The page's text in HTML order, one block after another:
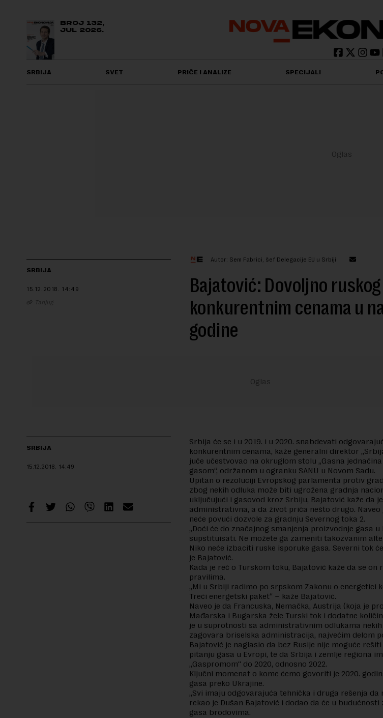
BROJ 132,
JUL 2026.
SRBIJA SVET PRIČE I ANALIZE SPECIJALI
SRBIJA
15.12.2018. 14:49
Tanjug
Autor: Sem Fabrici, šef Delegacije EU u Srbiji
Bajatović: Dovoljno ruskog
konkurentnim cenama u
godine
SRBIJA
15.12.2018. 14:49
Srbija će se i u 2019. i u 2020. snabdevati
konkurentnim cenama, kaže generalni direktor
juče učestvovao na okruglom stolu „Gasna
gasom“, održanom u ogranku SANU u Novom Sadu.
Upitan o rezoluciji Evropskog parlamenta protiv
zbog nekih odluka može biti ugrožena gradnja
uključujući i gasovod kroz Srbiju, Bajatović kaže da
administrativna, a da život priča nešto drugo. Naveo
neće povući dozvole za gradnju Severnog toka 2.
„Doći će do značajnog smanjenja proizvodnje gasa
supstituisati. Ne možete ga zameniti takozvanim
Niko neće izbaciti ruske isporuke gasa. Severni tok
je Bajatović.
Kada je reč o Turskom toku, Bajatović kaže da se
pravilima.
„Mi u Srbiji radimo po srpskom Zakonu o energetici
Treći energetski paket“ – kaže Bajatović.
Naveo je da Francuska, Nemačka, Austrija (koja je
Mađarska i Bugarska žele Turski tok i dodatne
je u suprotnosti sa administrativnim odlukama
zagovara briselska administracija, najvećim delom
Bajatović je naglasio da bez Rusije nije moguće
pitanju gasa u Evropi, te da Srbija i zemlje regiona
„Gaspromom“ do 2020, odnosno 2022.
Ključni momenat o kome ćemo govoriti je 2020.
gasa preko Ukrajine.
„Svi imaju odgovarajuća tehnička i druga rešenja da
rekao je Dušan Bajatović i dodao da će u
gasa brodovima.